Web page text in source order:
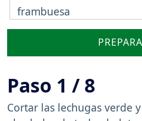
Paso 1 / 8
Cortar las lechugas verde